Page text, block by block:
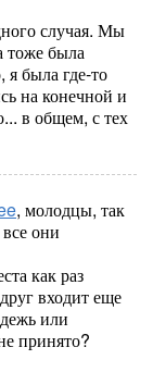
случая. Мы
тоже была
я была где-то
на конечной и
в общем, с тех
, молодцы, так
они
как раз
входит еще
или
принято?